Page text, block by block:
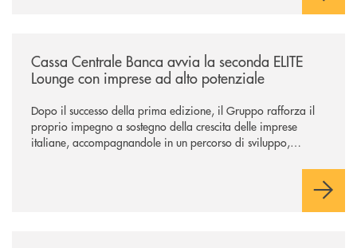
Cassa Centrale Banca avvia la seconda ELITE
Lounge con imprese ad alto potenziale
Dopo il successo della prima edizione, il Gruppo rafforza il
proprio impegno a sostegno della crescita delle imprese
italiane, accompagnandole in un percorso di sviluppo,